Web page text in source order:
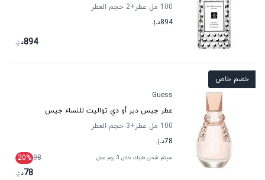
100 مل عطر
+2
حجم العطر
894د.إ.
894د.إ.
خصم خاص
Guess
عطر جيس دير أو دي تواليت للنساء جيس
100 مل عطر
+3
حجم العطر
78د.إ.
سيتم شحن طلبك خلال 3 يوم عمل 98
20%
78د.إ.